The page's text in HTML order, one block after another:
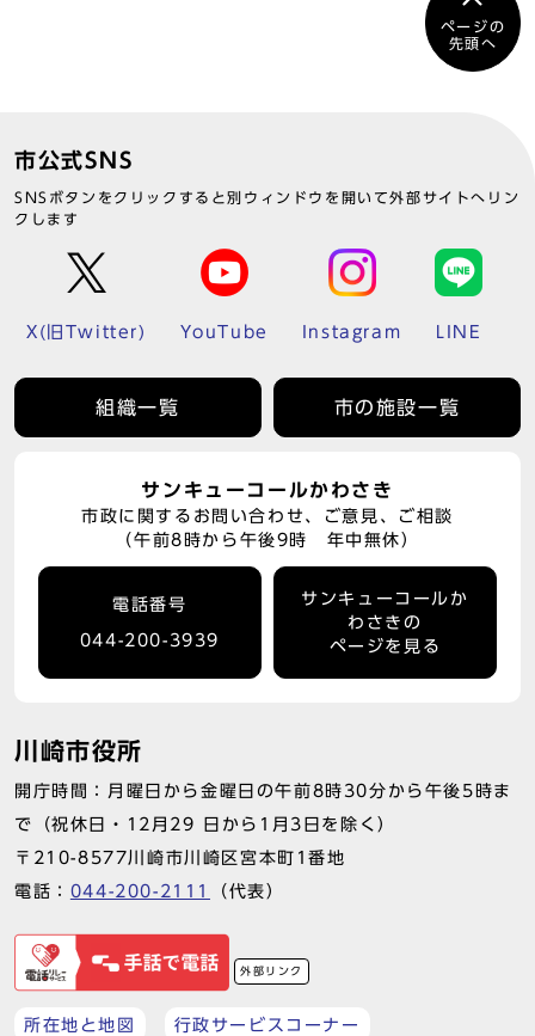
ページの
先頭へ
市公式SNS
SNSボタンをクリックすると別ウィンドウを開いて外部サイトへリン
クします
X(旧Twitter) YouTube Instagram LINE
組織一覧 市の施設一覧
サンキューコールかわさき
市政に関するお問い合わせ、ご意見、ご相談
（午前8時から午後9時 年中無休）
電話番号
044-200-3939
サンキューコールか
わさきの
ページを見る
川崎市役所
開庁時間：月曜日から金曜日の午前8時30分から午後5時ま
で（祝休日・12月29 日から1月3日を除く）
〒210-8577川崎市川崎区宮本町1番地
電話： 044-200-2111 （代表）
外部リンク
所在地と地図 行政サービスコーナー